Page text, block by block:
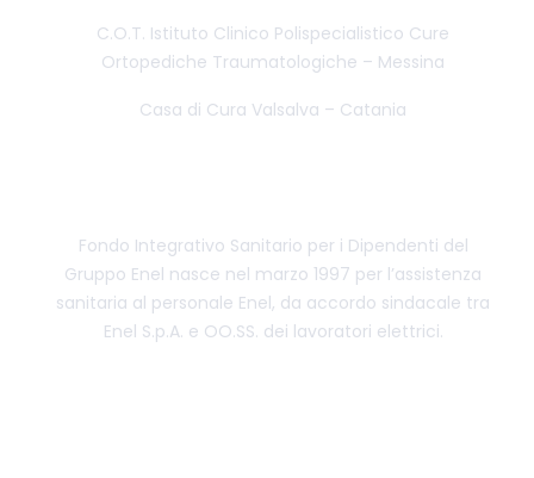
C.O.T. Istituto Clinico Polispecialistico Cure
Ortopediche Traumatologiche – Messina
Casa di Cura Valsalva – Catania
Fondo Integrativo Sanitario per i Dipendenti del
Gruppo Enel nasce nel marzo 1997 per l’assistenza
sanitaria al personale Enel, da accordo sindacale tra
Enel S.p.A. e OO.SS. dei lavoratori elettrici.